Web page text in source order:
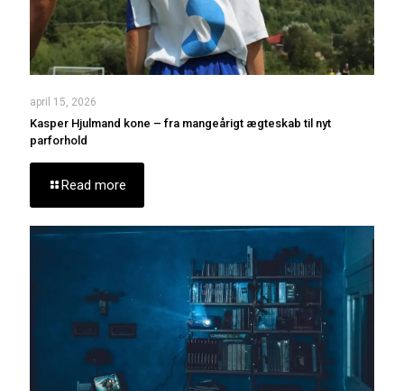
april 15, 2026
Kasper Hjulmand kone – fra mangeårigt ægteskab til nyt
parforhold
Read more